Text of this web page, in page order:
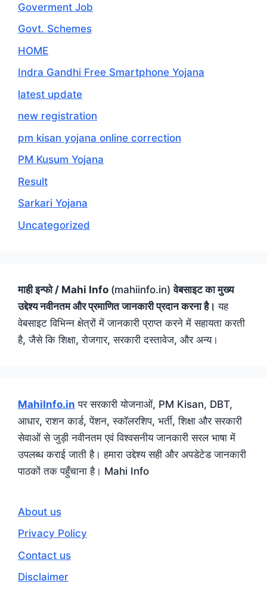
Goverment Job
Govt. Schemes
HOME
Indra Gandhi Free Smartphone Yojana
latest update
new registration
pm kisan yojana online correction
PM Kusum Yojana
Result
Sarkari Yojana
Uncategorized
माही इन्फो / Mahi Info (mahiinfo.in)वेबसाइट का मुख्य
उद्देश्य नवीनतम और प्रमाणित जानकारी प्रदान करना है। यह
वेबसाइट विभिन्न क्षेत्रों में जानकारी प्राप्त करने में सहायता करती
है, जैसे कि शिक्षा, रोजगार, सरकारी दस्तावेज, और अन्य।
MahiInfo.in पर सरकारी योजनाओं, PM Kisan, DBT,
आधार, राशन कार्ड, पेंशन, स्कॉलरशिप, भर्ती, शिक्षा और सरकारी
सेवाओं से जुड़ी नवीनतम एवं विश्वसनीय जानकारी सरल भाषा में
उपलब्ध कराई जाती है। हमारा उद्देश्य सही और अपडेटेड जानकारी
पाठकों तक पहुँचाना है। Mahi Info
About us
Privacy Policy
Contact us
Disclaimer